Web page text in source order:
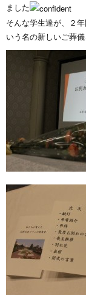
ました
そんな学生達が、２
いう名の新しいご葬